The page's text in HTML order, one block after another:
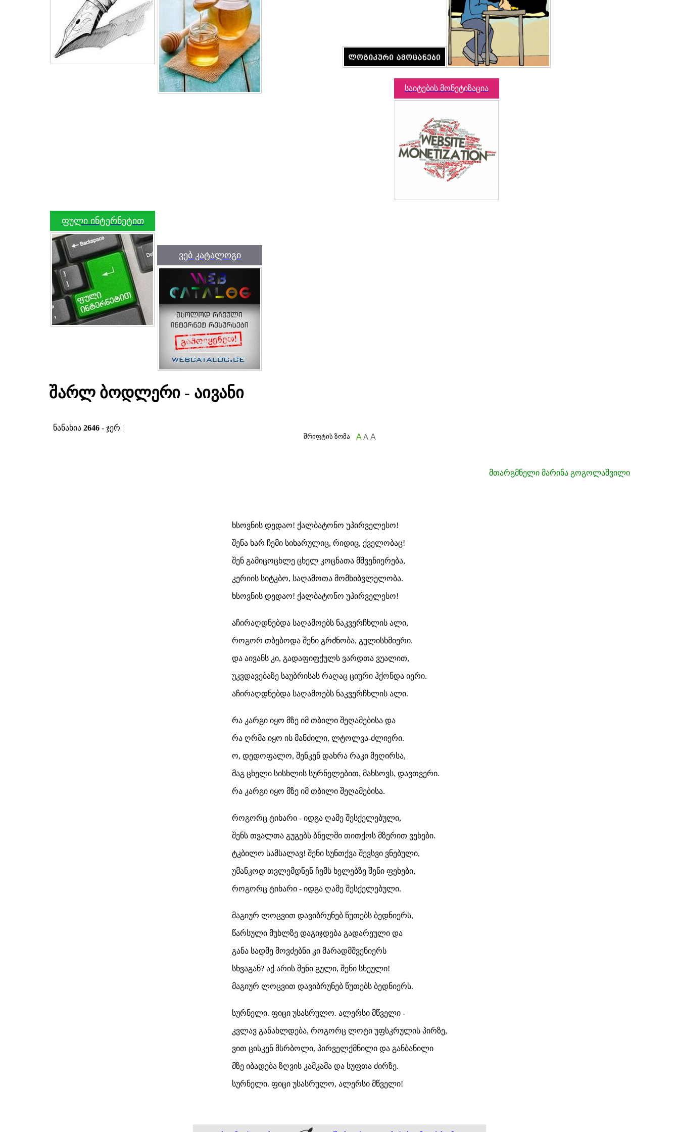
საიტების მონეტიზაცია
ფული ინტერნეტით
ვებ კატალოგი
შარლ ბოდლერი - აივანი
ნანახია 2646 - ჯერ |
შრიფტის ზომა A A A
მთარგმნელი მარინა გოგოლაშვილი
ხსოვნის დედაო! ქალბატონო უპირველესო!
შენა ხარ ჩემი სიხარულიც, რიდიც, ქველობაც!
შენ გამიცოცხლე ცხელ კოცნათა მშვენიერება,
კერიის სიტკბო, საღამოთა მომხიბვლელობა.
ხსოვნის დედაო! ქალბატონო უპირველესო!
აჩირაღდნებდა საღამოებს ნაკვერჩხლის ალი,
როგორ თბებოდა შენი გრძნობა, გულისხმიერი.
და აივანს კი, გადაფიფქულს ვარდთა ვუალით,
უკვდავებაზე საუბრისას რაღაც ციური ჰქონდა იერი.
აჩირაღდნებდა საღამოებს ნაკვერჩხლის ალი.
რა კარგი იყო მზე იმ თბილი შეღამებისა და
რა ღრმა იყო ის მანძილი, ლტოლვა-ძლიერი.
ო, დედოფალო, შენკენ დახრა რაკი მეღირსა,
მაგ ცხელი სისხლის სურნელებით, მახსოვს, დავთვერი.
რა კარგი იყო მზე იმ თბილი შეღამებისა.
როგორც ტიხარი - იდგა ღამე შესქელებული,
შენს თვალთა გუგებს ბნელში თითქოს მზერით ვეხები.
ტკბილო სამსალავ! შენი სუნთქვა შევსვი ვნებული,
უმანკოდ თვლემდნენ ჩემს ხელებზე შენი ფეხები,
როგორც ტიხარი - იდგა ღამე შესქელებული.
მაგიურ ლოცვით დავიბრუნებ წუთებს ბედნიერს,
წარსული მუხლზე დაგიჯდება გადარეული და
განა სადმე მოვძებნი კი მარადმშვენიერს
სხვაგან? აქ არის შენი გული, შენი სხეული!
მაგიურ ლოცვით დავიბრუნებ წუთებს ბედნიერს.
სურნელი. ფიცი უსასრულო. ალერსი მწველი -
კვლავ განახლდება, როგორც ლოტი უფსკრულის პირზე,
ვით ცისკენ მსრბოლი, პირველქმნილი და განბანილი
მზე იბადება ზღვის კამკამა და სუფთა ძირზე.
სურნელი. ფიცი უსასრულო, ალერსი მწველი!